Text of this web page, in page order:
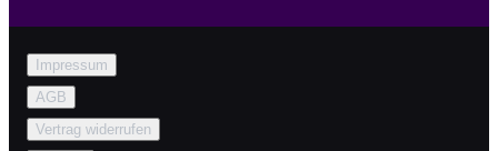
Impressum
AGB
Vertrag widerrufen